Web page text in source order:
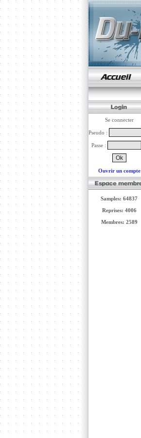
Se connecter
Pseudo :
Passe :
Ouvrir un compte
Samples: 64837
Reprises: 4006
Membres: 2589